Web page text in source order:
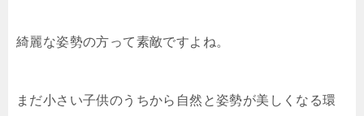
綺麗な姿勢の方って素敵ですよね。
まだ小さい子供のうちから自然と姿勢が美しくなる環